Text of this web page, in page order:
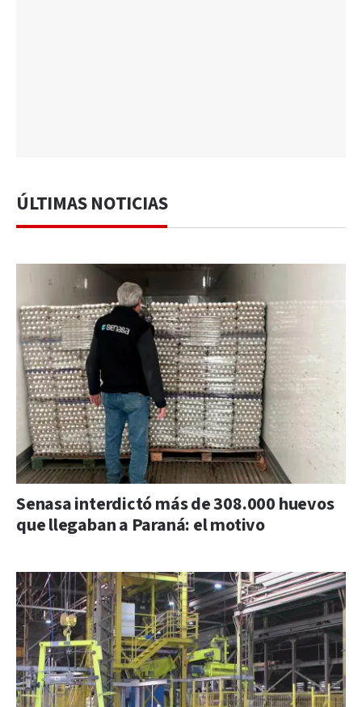
ÚLTIMAS NOTICIAS
Senasa interdictó más de 308.000 huevos
que llegaban a Paraná: el motivo